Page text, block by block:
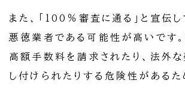
また、「100％審査に通る」と宣伝し
悪徳業者である可能性が高いです
高額手数料を請求されたり、法外
し付けられたりする危険性があるた